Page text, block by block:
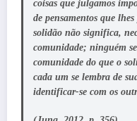
coisas que julgamos
de pensamentos que
solidão não significa,
comunidade; ninguém
comunidade do que o
cada um se lembra de
identificar-se com os